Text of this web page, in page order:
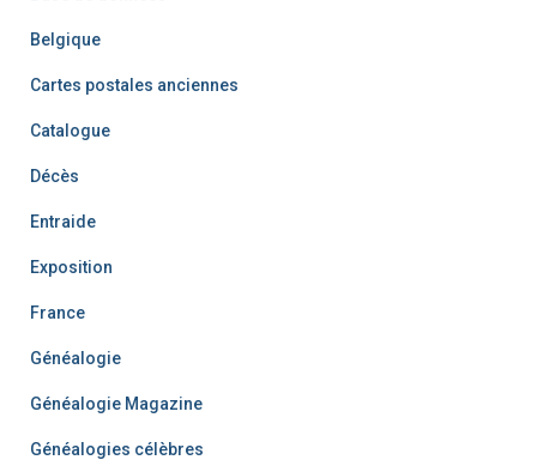
Belgique
Cartes postales anciennes
Catalogue
Décès
Entraide
Exposition
France
Généalogie
Généalogie Magazine
Généalogies célèbres